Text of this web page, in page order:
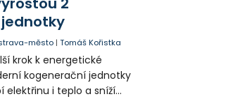
město |Tomáš Kořistka
krok k energetické
kogenerační jednotky
elektřinu i teplo a sníží